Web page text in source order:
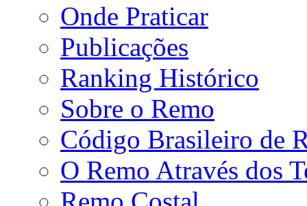
Onde Praticar
Publicações
Ranking Histórico
Sobre o Remo
Código Brasileiro de
O Remo Através dos